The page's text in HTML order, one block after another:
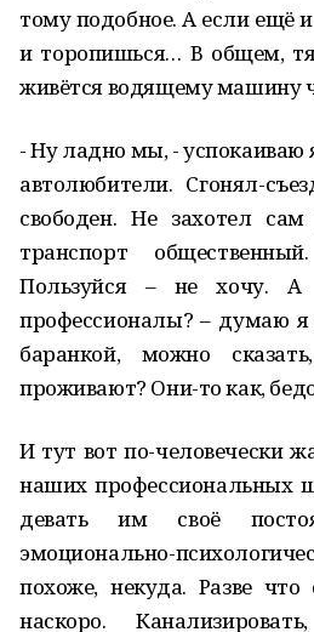
тому подобное. А если ещё
и торопишься… В общем,
живётся водящему машину
- Ну ладно мы, - успокаиваю
автолюбители. Сгонял-
свободен. Не захотел
транспорт
Пользуйся – не хочу. А
профессионалы? – думаю
баранкой, можно
проживают? Они-то как,
И тут вот по-человечески
наших профессиональных
девать им своё
эмоционально-
похоже, некуда. Разве что
наскоро.